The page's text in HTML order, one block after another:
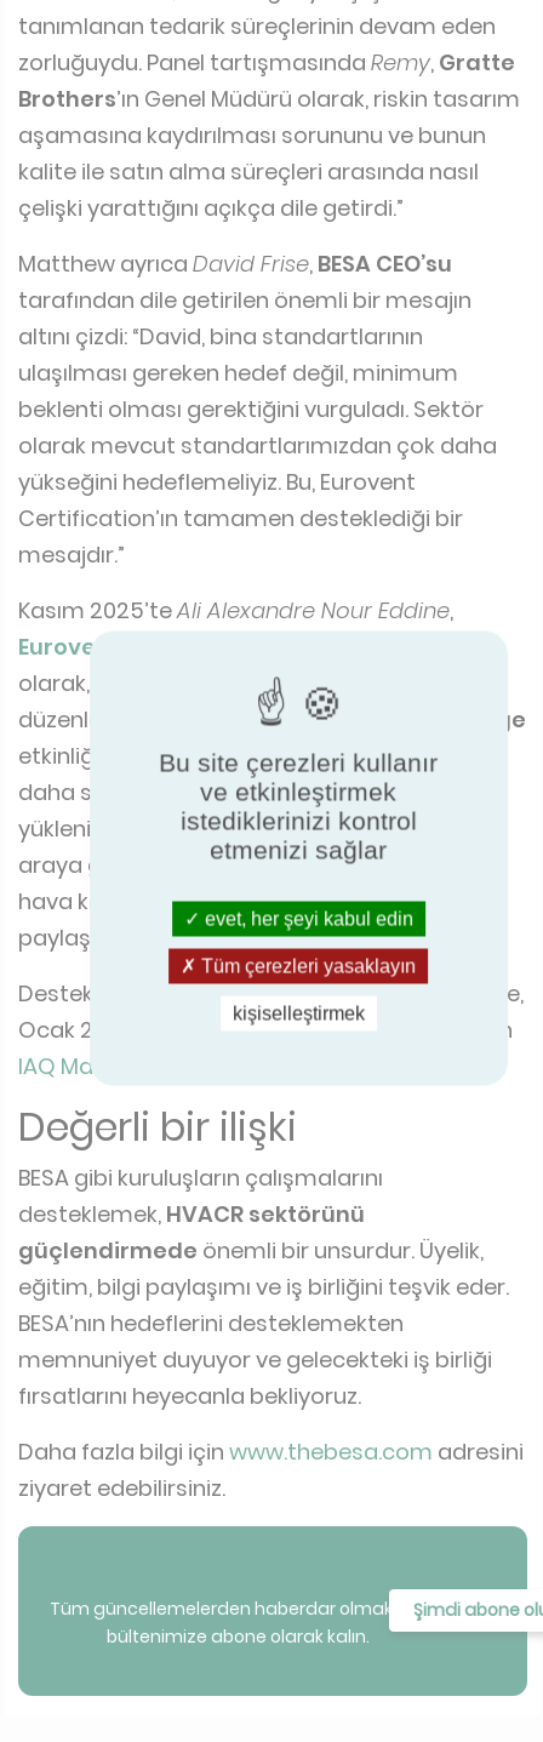
tanımlanan tedarik süreçlerinin devam eden
zorluğuydu. Panel tartışmasında Remy, Gratte
Brothers’ın Genel Müdürü olarak, riskin tasarım
aşamasına kaydırılması sorununu ve bunun
kalite ile satın alma süreçleri arasında nasıl
çelişki yarattığını açıkça dile getirdi.”
Matthew ayrıca David Frise, BESA CEO’su
tarafından dile getirilen önemli bir mesajın
altını çizdi: “David, bina standartlarının
ulaşılması gereken hedef değil, minimum
beklenti olması gerektiğini vurguladı. Sektör
olarak mevcut standartlarımızdan çok daha
yükseğini hedeflemeliyiz. Bu, Eurovent
Certification’ın tamamen desteklediği bir
mesajdır.”
Kasım 2025’teAli Alexandre Nour Eddine,
Eurovent Middle East
olarak, Londra’daki Building Centre’da
düzenlenen
2025 World Ventil8 Day Exchange
etkinliğinde konuşmacı olarak yer aldı. Etkinlik,
daha sağlıklı binalar hedefleyen mühendisleri,
yüklenicileri, danışmanları ve üreticileri bir
araya getirerek havalandırma ve iç mekân
hava kalitesi konularında fikir ve çözüm
paylaşımını sağladı.
Destek karşılıklı olmuştur;BESA,CIBSEile birlikte,
Ocak 2025’te Eurovent tarafından düzenlenen
IAQ Matters Konferansı
Değerli bir ilişki
BESA gibi kuruluşların çalışmalarını
desteklemek, HVACR sektörünü
güçlendirmede önemli bir unsurdur. Üyelik,
eğitim, bilgi paylaşımı ve iş birliğini teşvik eder.
BESA’nın hedeflerini desteklemekten
memnuniyet duyuyor ve gelecekteki iş birliği
fırsatlarını heyecanla bekliyoruz.
Daha fazla bilgi için www.thebesa.com adresini
ziyaret edebilirsiniz.
Tüm güncellemelerden haberdar olmak için
bültenimize abone olarak kalın.
Şimdi abone
Bu site çerezleri kullanır
ve etkinleştirmek
istediklerinizi kontrol
etmenizi sağlar
evet, her şeyi kabul edin
Tüm çerezleri yasaklayın
kişiselleştirmek